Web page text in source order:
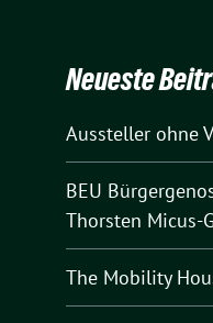
Neueste
Aussteller ohne
BEU
Thorsten Micus-
The Mobility